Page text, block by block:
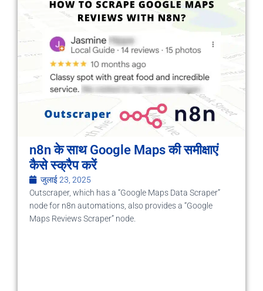
n8n के साथ Google Maps की समीक्षाएं
कैसे स्क्रैप करें
जुलाई 23, 2025
Outscraper, which has a “Google Maps Data Scraper”
node for n8n automations, also provides a “Google
Maps Reviews Scraper” node.